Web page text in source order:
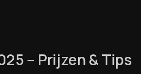
– Prijzen & Tips